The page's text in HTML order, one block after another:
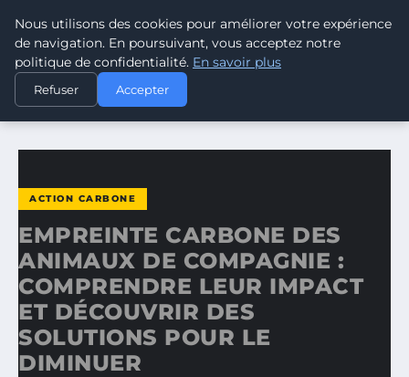
CLIMATE RESPONSE BLOG
ACCUEIL
ACTION CARBONE
EMPREINTE CARBONE DES ANIMAUX DE COMPAGNIE…
ACTION CARBONE
EMPREINTE CARBONE DES
ANIMAUX DE COMPAGNIE :
COMPRENDRE LEUR IMPACT
ET DÉCOUVRIR DES
SOLUTIONS POUR LE
DIMINUER
Nous utilisons des cookies pour améliorer votre expérience
de navigation. En poursuivant, vous acceptez notre
politique de confidentialité. En savoir plus
Refuser Accepter